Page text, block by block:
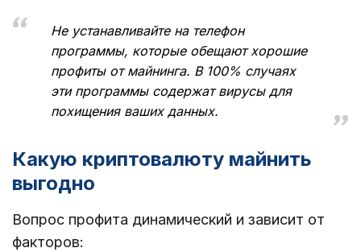
Не устанавливайте на телефон
программы, которые обещают хорошие
профиты от майнинга. В 100% случаях
эти программы содержат вирусы для
похищения ваших данных.
Какую криптовалюту майнить
выгодно
Вопрос профита динамический и зависит от
факторов: